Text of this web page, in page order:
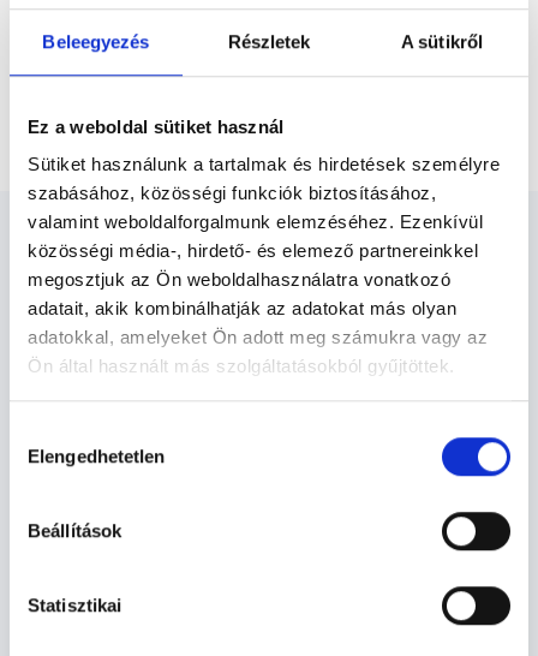
Beleegyezés Részletek A sütikről
Ez a weboldal sütiket használ
Sütiket használunk a tartalmak és hirdetések személyre
szabásához, közösségi funkciók biztosításához,
valamint weboldalforgalmunk elemzéséhez. Ezenkívül
közösségi média-, hirdető- és elemező partnereinkkel
megosztjuk az Ön weboldalhasználatra vonatkozó
adatait, akik kombinálhatják az adatokat más olyan
adatokkal, amelyeket Ön adott meg számukra vagy az
Ön által használt más szolgáltatásokból gyűjtöttek.
szabályzat:https://foglaljorvost.hu/info/foglaljorvost-
kiválasztása
Elengedhetetlen
Beállítások
Statisztikai
Főoldal Diagnoszta
Agykoponya - Natív CT vizsgálat
Diagnoszta - Diagnosztika
SZAKTERÜLETEK
Szolgáltatások